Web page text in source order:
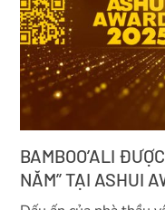
BAMBOO’ALI
NĂM” TẠI ASHUI